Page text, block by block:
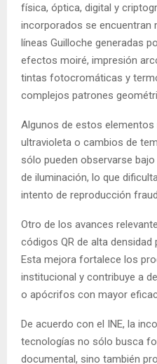
física, óptica, digital y
incorporados se encuentran
líneas Guilloche generadas
efectos moiré, impresión
tintas fotocromáticas y
complejos patrones
Algunos de estos elementos
ultravioleta o cambios de
sólo pueden observarse
de iluminación, lo que
intento de reproducción
Otro de los avances
códigos QR de alta densidad
Esta mejora fortalece los
institucional y contribuye a
o apócrifos con mayor
De acuerdo con el INE, la
tecnologías no sólo busca
documental, sino también